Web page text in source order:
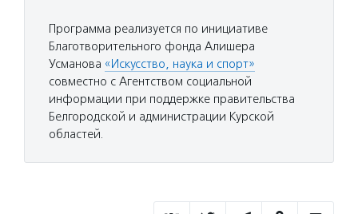
Программа реализуется по инициативе
Благотворительного фонда Алишера
Усманова «Искусство, наука и спорт»
совместно с Агентством социальной
информации при поддержке правительства
Белгородской и администрации Курской
областей.